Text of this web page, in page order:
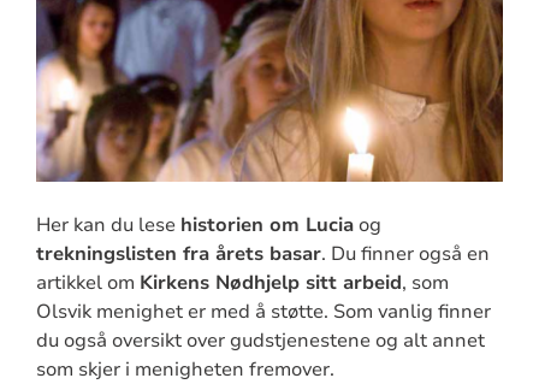
Her kan du lese historien om Luciaog
trekningslisten fra årets basar. Du finner også en
artikkel om Kirkens Nødhjelp sitt arbeid, som
Olsvik menighet er med å støtte. Som vanlig finner
du også oversikt over gudstjenestene og alt annet
som skjer i menigheten fremover.